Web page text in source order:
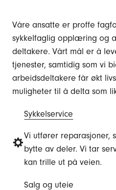
Våre ansatte er proffe
sykkelfaglig opplæring og
deltakere. Vårt mål er å
tjenester, samtidig som vi
arbeidsdeltakere får økt
muligheter til å delta som
Sykkelservice
Vi utfører reparasjoner,
bytte av deler. Vi tar
kan trille ut på veien.
Salg og uteie